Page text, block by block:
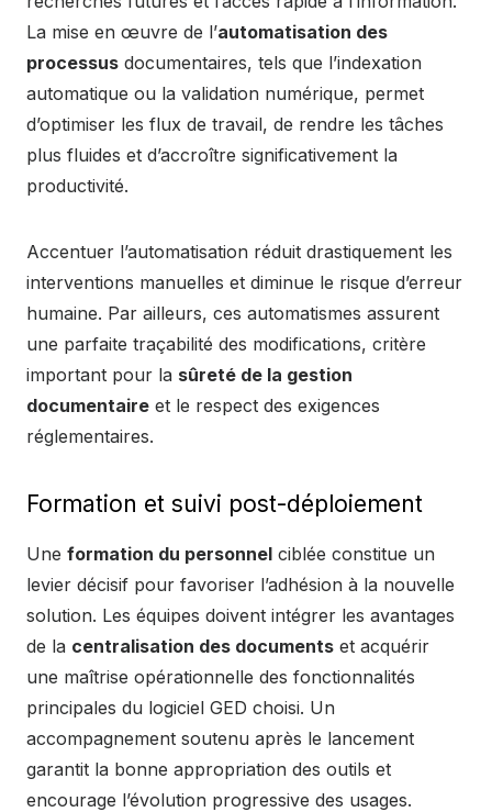
La mise en œuvre de l’automatisation des
processus documentaires, tels que l’indexation
automatique ou la validation numérique, permet
d’optimiser les flux de travail, de rendre les tâches
plus fluides et d’accroître significativement la
productivité.
Accentuer l’automatisation réduit drastiquement les
interventions manuelles et diminue le risque d’erreur
humaine. Par ailleurs, ces automatismes assurent
une parfaite traçabilité des modifications, critère
important pour la sûreté de la gestion
documentaire et le respect des exigences
réglementaires.
Formation et suivi post-déploiement
Une formation du personnel ciblée constitue un
levier décisif pour favoriser l’adhésion à la nouvelle
solution. Les équipes doivent intégrer les avantages
de la centralisation des documents et acquérir
une maîtrise opérationnelle des fonctionnalités
principales du logiciel GED choisi. Un
accompagnement soutenu après le lancement
garantit la bonne appropriation des outils et
encourage l’évolution progressive des usages.